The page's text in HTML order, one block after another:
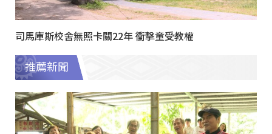
司馬庫斯校舍無照卡關22年 衝擊童受教權
推薦新聞